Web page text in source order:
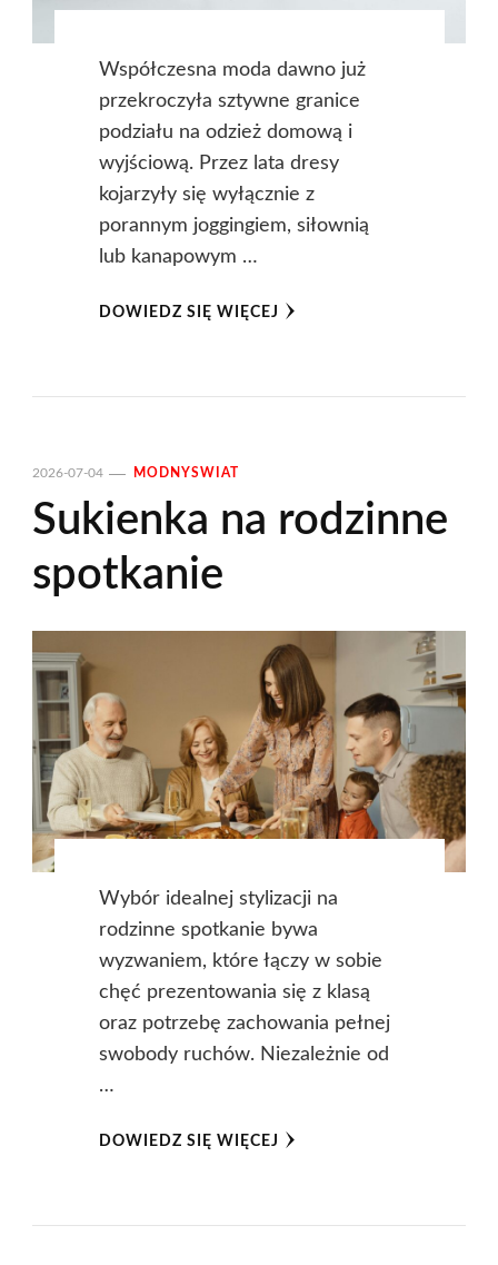
Współczesna moda dawno już
przekroczyła sztywne granice
podziału na odzież domową i
wyjściową. Przez lata dresy
kojarzyły się wyłącznie z
porannym joggingiem, siłownią
lub kanapowym …
DOWIEDZ SIĘ WIĘCEJ
2026-07-04 MODNYSWIAT
Sukienka na rodzinne
spotkanie
Wybór idealnej stylizacji na
rodzinne spotkanie bywa
wyzwaniem, które łączy w sobie
chęć prezentowania się z klasą
oraz potrzebę zachowania pełnej
swobody ruchów. Niezależnie od
…
DOWIEDZ SIĘ WIĘCEJ